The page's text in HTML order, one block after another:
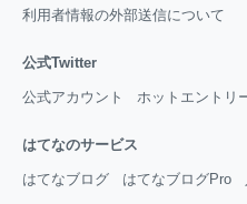
利用者情報の外部送信について
公式Twitter
公式アカウント ホットエントリ
はてなのサービス
はてなブログ はてなブログPro